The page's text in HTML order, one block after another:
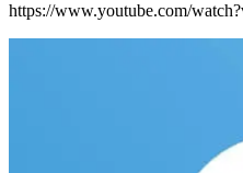
https://www.youtube.com/